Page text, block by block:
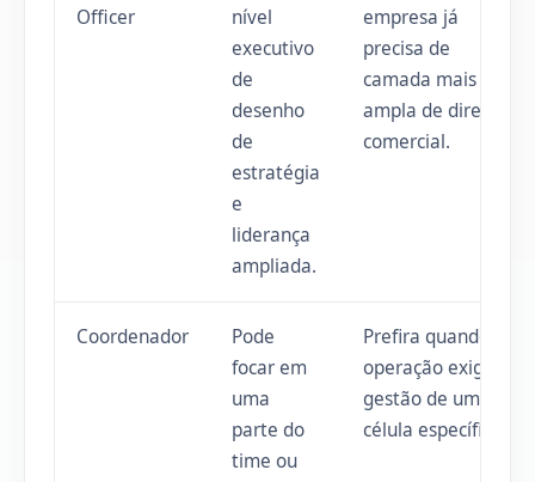
Officer
nível
executivo
de
desenho
de
estratégia
e
liderança
ampliada.
empresa já
precisa de
camada mais
ampla de direção
comercial.
Coordenador
Pode
focar em
uma
parte do
time ou
Prefira quando a
operação exige
gestão de uma
célula específica.